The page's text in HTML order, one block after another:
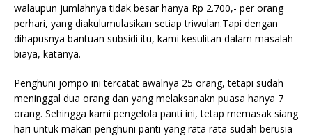
walaupun jumlahnya tidak besar hanya Rp 2.700,- per orang
perhari, yang diakulumulasikan setiap triwulan.Tapi dengan
dihapusnya bantuan subsidi itu, kami kesulitan dalam masalah
biaya, katanya.
Penghuni jompo ini tercatat awalnya 25 orang, tetapi sudah
meninggal dua orang dan yang melaksanakn puasa hanya 7
orang. Sehingga kami pengelola panti ini, tetap memasak siang
hari untuk makan penghuni panti yang rata rata sudah berusia